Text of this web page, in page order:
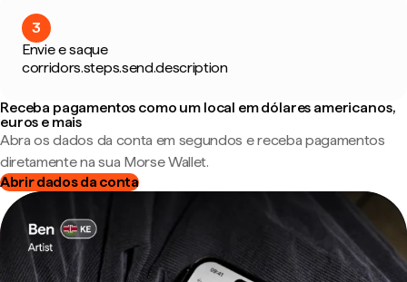
3
Envie e saque
corridors.steps.send.description
Receba pagamentos como um local em dólares americanos,
euros e mais
Abra os dados da conta em segundos e receba pagamentos
diretamente na sua Morse Wallet.
Abrir dados da conta